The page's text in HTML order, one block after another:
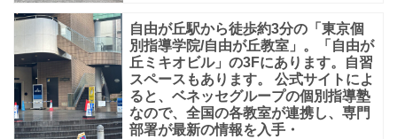
自由が丘駅から徒歩約3分の「東京個
別指導学院/自由が丘教室」。「自由が
丘ミキオビル」の3Fにあります。自習
スペースもあります。 公式サイトによ
ると、ベネッセグループの個別指導塾
なので、全国の各教室が連携し、専門
部署が最新の情報を入手・